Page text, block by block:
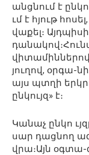
անցնում է
ւմ է հյութ
վաքել։
յուղով, օրգա-
այս պտղի
ընկույզ» է։
Կանաչ ընկո
սար դացնող
վրա։Այն օգտա-